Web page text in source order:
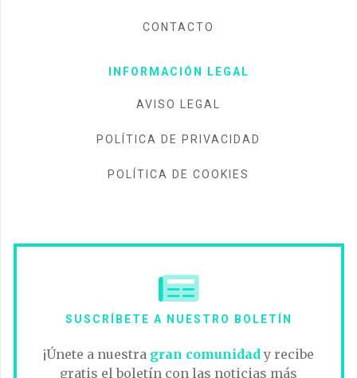
CONTACTO
INFORMACIÓN LEGAL
AVISO LEGAL
POLÍTICA DE PRIVACIDAD
POLÍTICA DE COOKIES
SUSCRÍBETE A NUESTRO BOLETÍN
¡Únete a nuestra gran comunidady recibe
gratis el boletín con las noticias más